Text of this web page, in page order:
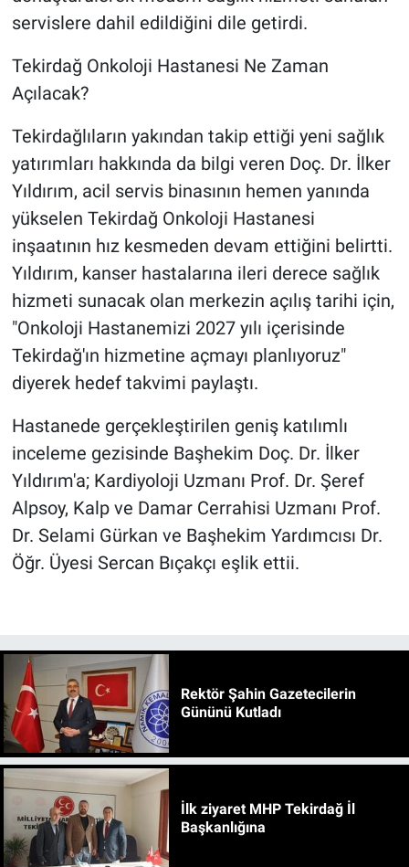
servislere dahil edildiğini dile getirdi.
Tekirdağ Onkoloji Hastanesi Ne Zaman
Açılacak?
Tekirdağlıların yakından takip ettiği yeni sağlık
yatırımları hakkında da bilgi veren Doç. Dr. İlker
Yıldırım, acil servis binasının hemen yanında
yükselen Tekirdağ Onkoloji Hastanesi
inşaatının hız kesmeden devam ettiğini belirtti.
Yıldırım, kanser hastalarına ileri derece sağlık
hizmeti sunacak olan merkezin açılış tarihi için,
"Onkoloji Hastanemizi 2027 yılı içerisinde
Tekirdağ'ın hizmetine açmayı planlıyoruz"
diyerek hedef takvimi paylaştı.
Hastanede gerçekleştirilen geniş katılımlı
inceleme gezisinde Başhekim Doç. Dr. İlker
Yıldırım'a; Kardiyoloji Uzmanı Prof. Dr. Şeref
Alpsoy, Kalp ve Damar Cerrahisi Uzmanı Prof.
Dr. Selami Gürkan ve Başhekim Yardımcısı Dr.
Öğr. Üyesi Sercan Bıçakçı eşlik ettii.
Rektör Şahin Gazetecilerin
Gününü Kutladı
İlk ziyaret MHP Tekirdağ İl
Başkanlığına